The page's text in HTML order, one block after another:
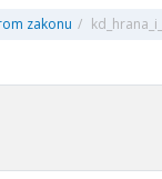
zakonu /